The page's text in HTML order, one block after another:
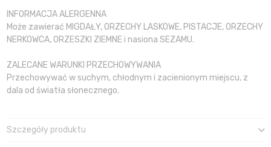
INFORMACJA ALERGENNA
Może zawierać MIGDAŁY, ORZECHY LASKOWE, PISTACJE, ORZECHY
NERKOWCA, ORZESZKI ZIEMNE i nasiona SEZAMU.
ZALECANE WARUNKI PRZECHOWYWANIA
Przechowywać w suchym, chłodnym i zacienionym miejscu, z
dala od światła słonecznego.
Szczegóły produktu